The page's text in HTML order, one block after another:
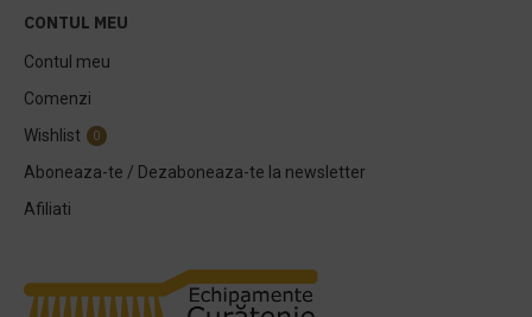
CONTUL MEU
Contul meu
Comenzi
Wishlist
0
Aboneaza-te / Dezaboneaza-te la newsletter
Afiliati